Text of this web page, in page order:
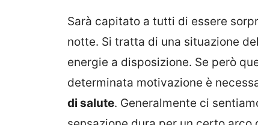
Sarà capitato a tutti di essere
notte. Si tratta di una situazione
energie a disposizione. Se però
determinata motivazione è
di salute. Generalmente ci